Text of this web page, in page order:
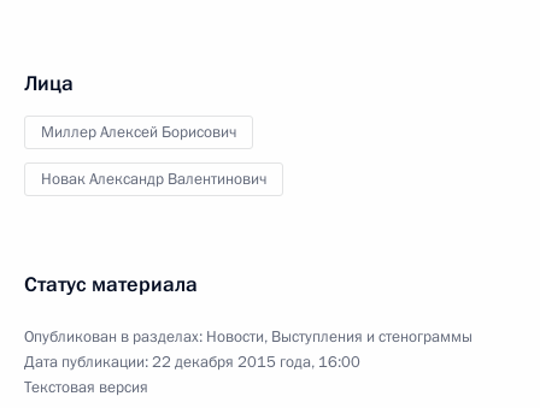
Лица
Миллер Алексей Борисович
Новак Александр Валентинович
Статус материала
Опубликован в разделах: Новости, Выступления и стенограммы
Дата публикации:22 декабря 2015 года, 16:00
Текстовая версия